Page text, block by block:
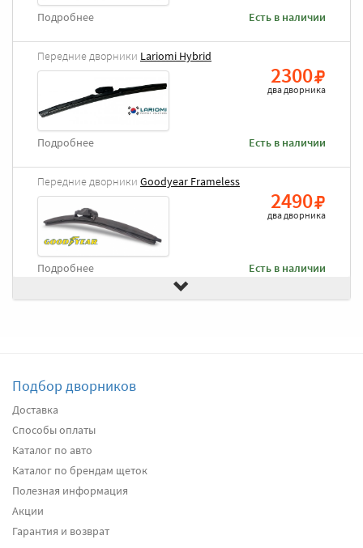
Есть в наличии
Подробнее
Передние дворники Lariomi Hybrid
2300
два дворника
Есть в наличии
Подробнее
Передние дворники Goodyear Frameless
2490
два дворника
Есть в наличии
Подробнее
Подробнее
Передние дворники
Подробнее
Подбор дворников
Доставка
Способы оплаты
Каталог по авто
Каталог по брендам щеток
Полезная информация
Акции
Гарантия и возврат